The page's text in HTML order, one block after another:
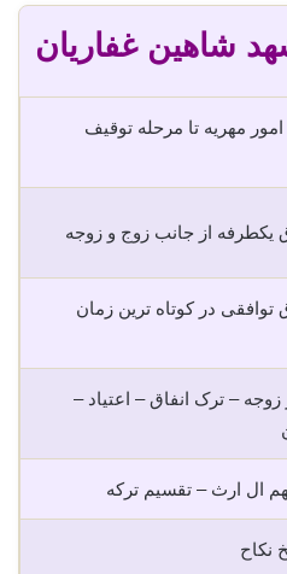
شاهین غفاریان
امور مهریه تا مرحله توقیف
یکطرفه از جانب زوج و زوجه
توافقی در کوتاه ترین زمان
– ترک انفاق – اعتیاد –
ال ارث – تقسیم ترکه
نکاح